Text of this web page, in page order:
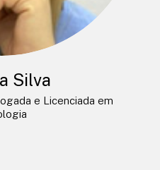
Silva
e Licenciada em